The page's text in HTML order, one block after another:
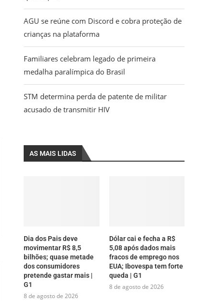
AGU se reúne com Discord e cobra proteção de
crianças na plataforma
Familiares celebram legado de primeira
medalha paralímpica do Brasil
STM determina perda de patente de militar
acusado de transmitir HIV
AS MAIS LIDAS
Dia dos Pais deve
movimentar R$ 8,5
bilhões; quase metade
dos consumidores
pretende gastar mais |
G1
8 de agosto de 2026
Dólar cai e fecha a R$
5,08 após dados mais
fracos de emprego nos
EUA; Ibovespa tem forte
queda | G1
8 de agosto de 2026